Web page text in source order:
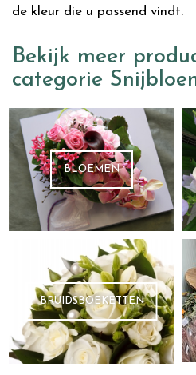
de kleur die u passend vindt.
Bekijk meer
categorie
BLOEMEN
BRUIDSBOEKETTEN